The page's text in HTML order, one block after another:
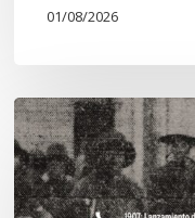
01/08/2026
Chawrakawin:
Palimpsesto
explora